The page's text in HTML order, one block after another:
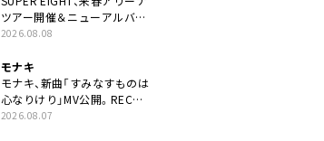
ツアー開催＆ニューアルバム
発売決定げるEP『ダンダー
2026.08.08
モナキ
モナキ、新曲「すみなすものは
心なりけり」MV公開。RECの
ギターにEvery Little Thing・
2026.08.07